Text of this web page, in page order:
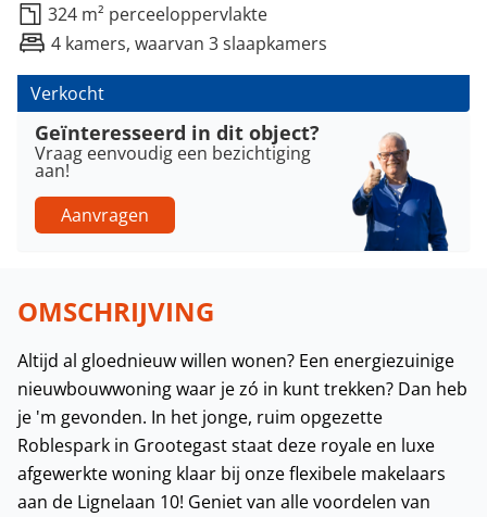
324 m² perceeloppervlakte
4 kamers, waarvan 3 slaapkamers
Verkocht
Geïnteresseerd in dit object?
Vraag eenvoudig een bezichtiging
aan!
Aanvragen
OMSCHRIJVING
Altijd al gloednieuw willen wonen? Een energiezuinige
nieuwbouwwoning waar je zó in kunt trekken? Dan heb
je 'm gevonden. In het jonge, ruim opgezette
Roblespark in Grootegast staat deze royale en luxe
afgewerkte woning klaar bij onze flexibele makelaars
aan de Lignelaan 10! Geniet van alle voordelen van